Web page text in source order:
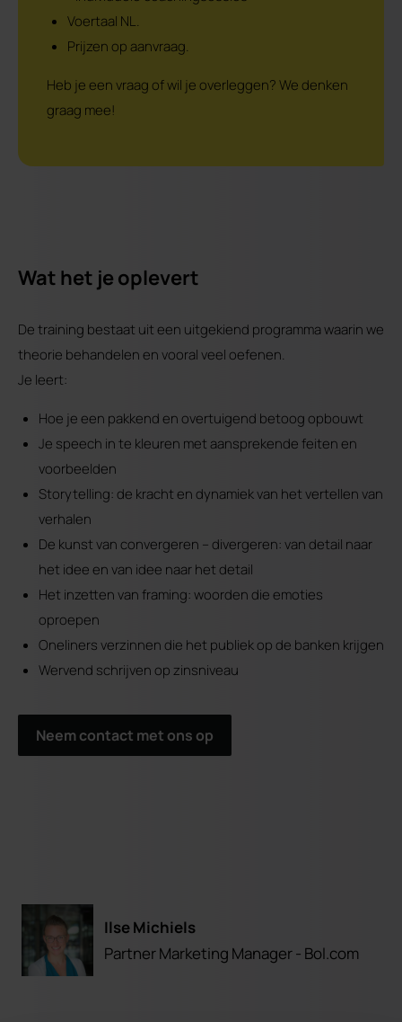
Voertaal NL.
Prijzen op aanvraag.
Heb je een vraag of wil je overleggen? We denken
graag mee!
Wat het je oplevert
De training bestaat uit een uitgekiend programma waarin we
theorie behandelen en vooral veel oefenen.
Je leert:
Hoe je een pakkend en overtuigend betoog opbouwt
Je speech in te kleuren met aansprekende feiten en
voorbeelden
Storytelling: de kracht en dynamiek van het vertellen van
verhalen
De kunst van convergeren – divergeren: van detail naar
het idee en van idee naar het detail
Het inzetten van framing: woorden die emoties
oproepen
Oneliners verzinnen die het publiek op de banken krijgen
Wervend schrijven op zinsniveau
Neem contact met ons op
Ilse Michiels
Partner Marketing Manager - Bol.com